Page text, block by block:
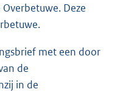
Deze
met een door
de
in de